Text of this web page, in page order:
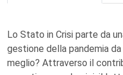
Lo Stato in Crisi parte da
gestione della pandemia
meglio? Attraverso il